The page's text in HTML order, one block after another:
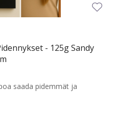
- 125g Sandy
saada pidemmät ja